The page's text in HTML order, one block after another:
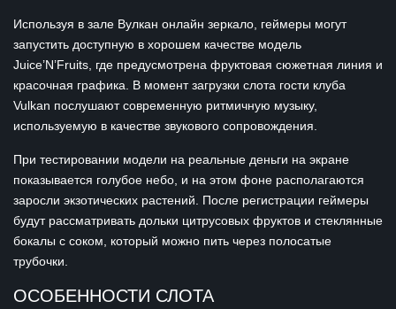
Используя в зале Вулкан онлайн зеркало, геймеры могут
запустить доступную в хорошем качестве модель
Juice’N’Fruits, где предусмотрена фруктовая сюжетная линия и
красочная графика. В момент загрузки слота гости клуба
Vulkan послушают современную ритмичную музыку,
используемую в качестве звукового сопровождения.
При тестировании модели на реальные деньги на экране
показывается голубое небо, и на этом фоне располагаются
заросли экзотических растений. После регистрации геймеры
будут рассматривать дольки цитрусовых фруктов и стеклянные
бокалы с соком, который можно пить через полосатые
трубочки.
ОСОБЕННОСТИ СЛОТА